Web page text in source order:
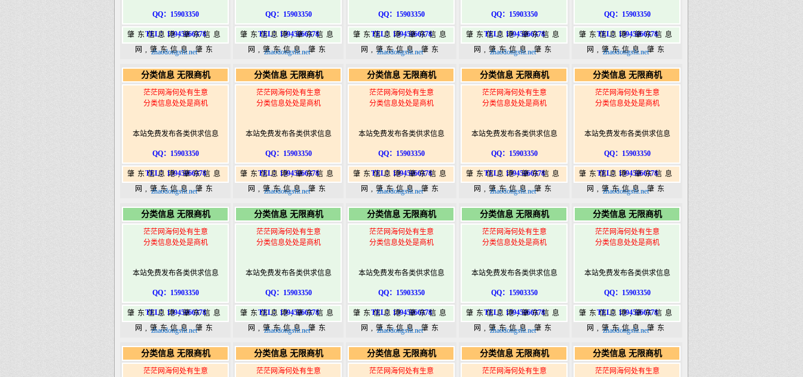
QQ：15903350
TEL：15945066378
肇东信息港,肇东信息
网,肇东信息,肇东
港|www.zhaodongshi.com
zhaodongshi.net
QQ：15903350
TEL：15945066378
肇东信息港,肇东信息
网,肇东信息,肇东
港|www.zhaodongshi.com
zhaodongshi.net
QQ：15903350
TEL：15945066378
肇东信息港,肇东信息
网,肇东信息,肇东
港|www.zhaodongshi.com
zhaodongshi.net
QQ：15903350
TEL：15945066378
肇东信息港,肇东信息
网,肇东信息,肇东
港|www.zhaodongshi.com
zhaodongshi.net
QQ：15903350
TEL：15945066378
肇东信息港,肇东信息
网,肇东信息,肇东
港|www.zhaodongshi.com
zhaodongshi.net
分类信息 无限商机
茫茫网海何处有生意
分类信息处处是商机
本站免费发布各类供求信息
QQ：15903350
TEL：15945066378
肇东信息港,肇东信息
网,肇东信息,肇东
港|www.zhaodongshi.com
zhaodongshi.net
分类信息 无限商机
茫茫网海何处有生意
分类信息处处是商机
本站免费发布各类供求信息
QQ：15903350
TEL：15945066378
肇东信息港,肇东信息
网,肇东信息,肇东
港|www.zhaodongshi.com
zhaodongshi.net
分类信息 无限商机
茫茫网海何处有生意
分类信息处处是商机
本站免费发布各类供求信息
QQ：15903350
TEL：15945066378
肇东信息港,肇东信息
网,肇东信息,肇东
港|www.zhaodongshi.com
zhaodongshi.net
分类信息 无限商机
茫茫网海何处有生意
分类信息处处是商机
本站免费发布各类供求信息
QQ：15903350
TEL：15945066378
肇东信息港,肇东信息
网,肇东信息,肇东
港|www.zhaodongshi.com
zhaodongshi.net
分类信息 无限商机
茫茫网海何处有生意
分类信息处处是商机
本站免费发布各类供求信息
QQ：15903350
TEL：15945066378
肇东信息港,肇东信息
网,肇东信息,肇东
港|www.zhaodongshi.com
zhaodongshi.net
分类信息 无限商机
茫茫网海何处有生意
分类信息处处是商机
本站免费发布各类供求信息
QQ：15903350
TEL：15945066378
肇东信息港,肇东信息
网,肇东信息,肇东
港|www.zhaodongshi.com
zhaodongshi.net
分类信息 无限商机
茫茫网海何处有生意
分类信息处处是商机
本站免费发布各类供求信息
QQ：15903350
TEL：15945066378
肇东信息港,肇东信息
网,肇东信息,肇东
港|www.zhaodongshi.com
zhaodongshi.net
分类信息 无限商机
茫茫网海何处有生意
分类信息处处是商机
本站免费发布各类供求信息
QQ：15903350
TEL：15945066378
肇东信息港,肇东信息
网,肇东信息,肇东
港|www.zhaodongshi.com
zhaodongshi.net
分类信息 无限商机
茫茫网海何处有生意
分类信息处处是商机
本站免费发布各类供求信息
QQ：15903350
TEL：15945066378
肇东信息港,肇东信息
网,肇东信息,肇东
港|www.zhaodongshi.com
zhaodongshi.net
分类信息 无限商机
茫茫网海何处有生意
分类信息处处是商机
本站免费发布各类供求信息
QQ：15903350
TEL：15945066378
肇东信息港,肇东信息
网,肇东信息,肇东
港|www.zhaodongshi.com
zhaodongshi.net
分类信息 无限商机
茫茫网海何处有生意
分类信息 无限商机
茫茫网海何处有生意
分类信息 无限商机
茫茫网海何处有生意
分类信息 无限商机
茫茫网海何处有生意
分类信息 无限商机
茫茫网海何处有生意